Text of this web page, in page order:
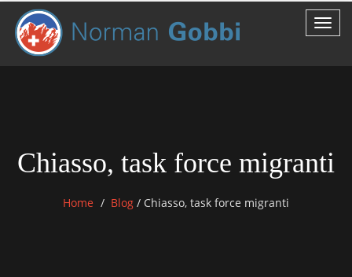
Chiasso, task force migranti
Home Blog / Chiasso, task force migranti